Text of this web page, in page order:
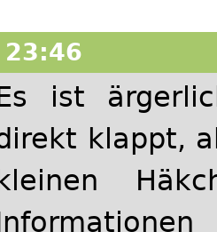
ist
klappt,
kleinen